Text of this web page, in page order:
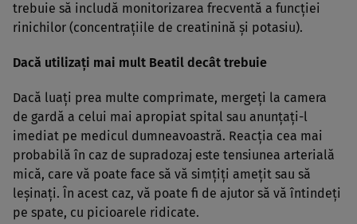
trebuie să includă monitorizarea frecventă a funcţiei
rinichilor (concentraţiile de creatinină şi potasiu).
Dacă utilizaţi mai mult Beatil decât trebuie
Dacă luaţi prea multe comprimate, mergeţi la camera
de gardă a celui mai apropiat spital sau anunţaţi-l
imediat pe medicul dumneavoastră. Reacţia cea mai
probabilă în caz de supradozaj este tensiunea arterială
mică, care vă poate face să vă simţiţi ameţit sau să
leşinaţi. În acest caz, vă poate fi de ajutor să vă întindeţi
pe spate, cu picioarele ridicate.